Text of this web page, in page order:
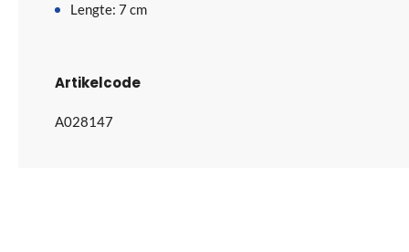
Lengte: 7 cm
Artikelcode
A028147